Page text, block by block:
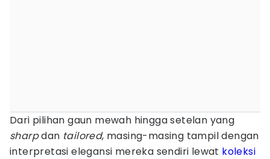
Dari pilihan gaun mewah hingga setelan yang
sharpdan tailored, masing-masing tampil dengan
interpretasi elegansi mereka sendiri lewat koleksi